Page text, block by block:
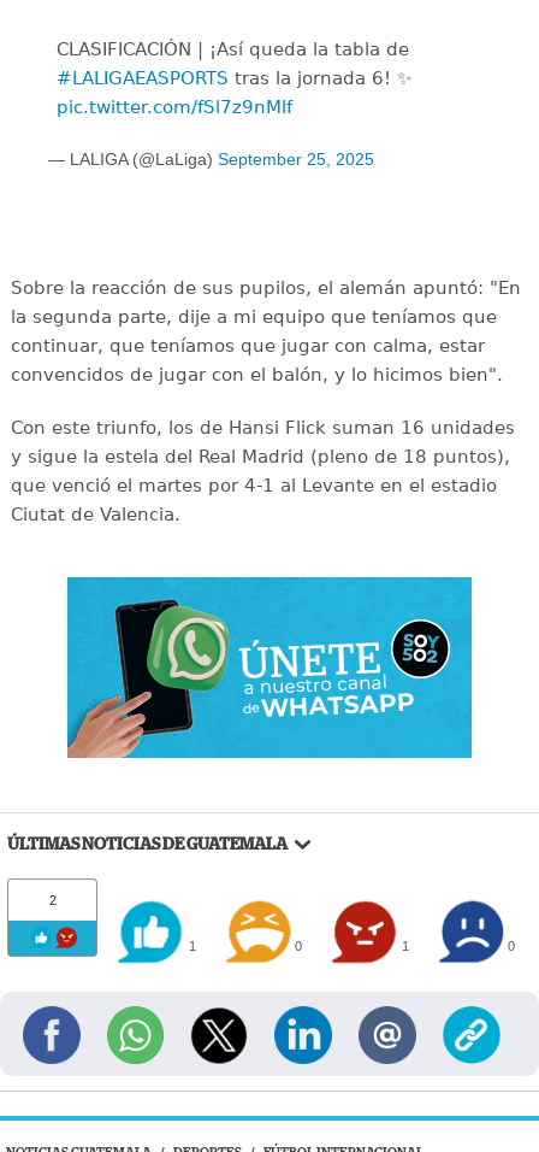
CLASIFICACIÓN | ¡Así queda la tabla de
#LALIGAEASPORTS tras la jornada 6! ✨
pic.twitter.com/fSl7z9nMlf
— LALIGA (@LaLiga) September 25, 2025
Sobre la reacción de sus pupilos, el alemán apuntó: "En
la segunda parte, dije a mi equipo que teníamos que
continuar, que teníamos que jugar con calma, estar
convencidos de jugar con el balón, y lo hicimos bien".
Con este triunfo, los de Hansi Flick suman 16 unidades
y sigue la estela del Real Madrid (pleno de 18 puntos),
que venció el martes por 4-1 al Levante en el estadio
Ciutat de Valencia.
ÚLTIMAS NOTICIAS DE GUATEMALA
2
1 0 1 0